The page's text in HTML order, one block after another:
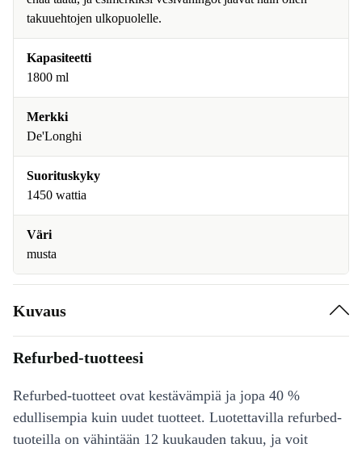
takuuehtojen ulkopuolelle.
Kapasiteetti
1800 ml
Merkki
De'Longhi
Suorituskyky
1450 wattia
Väri
musta
Kuvaus
Refurbed-tuotteesi
Refurbed-tuotteet ovat kestävämpiä ja jopa 40 %
edullisempia kuin uudet tuotteet. Luotettavilla refurbed-
tuoteilla on vähintään 12 kuukauden takuu, ja voit